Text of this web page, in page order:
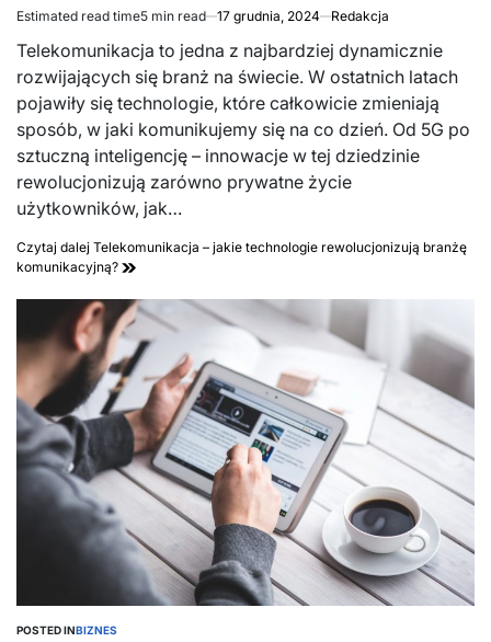
Estimated read time5 min read 17 grudnia, 2024 Redakcja
Telekomunikacja to jedna z najbardziej dynamicznie
rozwijających się branż na świecie. W ostatnich latach
pojawiły się technologie, które całkowicie zmieniają
sposób, w jaki komunikujemy się na co dzień. Od 5G po
sztuczną inteligencję – innowacje w tej dziedzinie
rewolucjonizują zarówno prywatne życie
użytkowników, jak…
Czytaj dalej Telekomunikacja – jakie technologie rewolucjonizują branżę
komunikacyjną?
POSTED INBIZNES